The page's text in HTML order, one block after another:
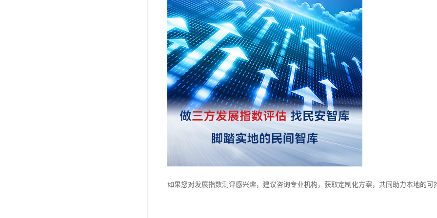
如果您对发展指数测评感兴趣，建议咨询专业机构，获取定制化方案，共同助力本地的可